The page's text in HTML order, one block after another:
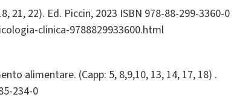
21, 22). Ed. Piccin, 2023 ISBN 978-88-299-3360-0
clinica-9788829933600.html
alimentare. (Capp: 5, 8,9,10, 13, 14, 17, 18) .
234-0